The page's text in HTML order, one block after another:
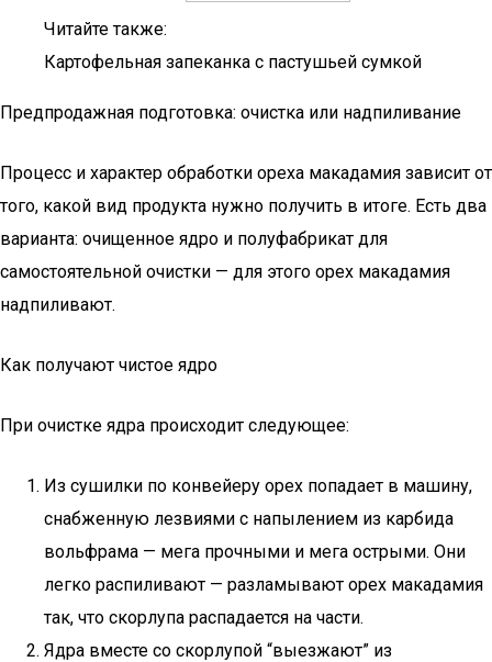
Читайте также:
Картофельная запеканка с пастушьей сумкой
Предпродажная подготовка: очистка или надпиливание
Процесс и характер обработки ореха макадамия зависит от
того, какой вид продукта нужно получить в итоге. Есть два
варианта: очищенное ядро и полуфабрикат для
самостоятельной очистки — для этого орех макадамия
надпиливают.
Как получают чистое ядро
При очистке ядра происходит следующее:
Из сушилки по конвейеру орех попадает в машину,
снабженную лезвиями с напылением из карбида
вольфрама — мега прочными и мега острыми. Они
легко распиливают — разламывают орех макадамия
так, что скорлупа распадается на части.
Ядра вместе со скорлупой “выезжают” из